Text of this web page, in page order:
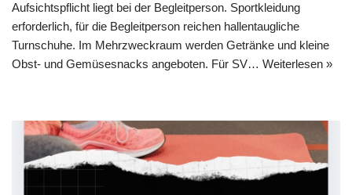
Aufsichtspflicht liegt bei der Begleitperson. Sportkleidung
erforderlich, für die Begleitperson reichen hallentaugliche
Turnschuhe. Im Mehrzweckraum werden Getränke und kleine
Obst- und Gemüsesnacks angeboten. Für SV… Weiterlesen »